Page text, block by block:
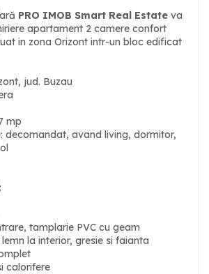
PRO IMOB Smart Real Estate va
apartament 2 camere confort
in zona Orizont intr-un bloc edificat
jud. Buzau
mp
decomandat, avand living, dormitor,
tamplarie PVC cu geam
la interior, gresie si faianta
calorifere